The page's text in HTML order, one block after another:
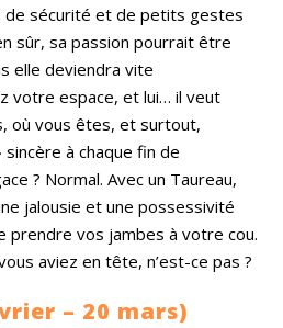
de sécurité et de petits gestes
sûr, sa passion pourrait être
elle deviendra vite
votre espace, et lui… il veut
où vous êtes, et surtout,
à chaque fin de
? Normal. Avec un Taureau,
jalousie et une possessivité
prendre vos jambes à votre cou.
aviez en tête, n’est-ce pas ?
– 20 mars)